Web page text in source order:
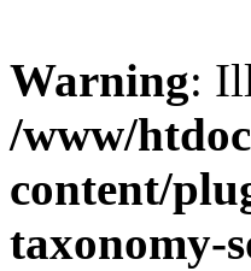
Warning:
/www/
content/
taxonomy-